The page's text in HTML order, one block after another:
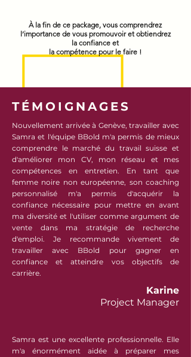
À la fin de ce package, vous comprendrez
l’importance de vous promouvoir et obtiendrez
la confiance et
la compétence pour le faire !
TÉMOIGNAGES
Nouvellement arrivée à Genève, travailler avec
Samra et l'équipe BBold m'a permis de mieux
comprendre le marché du travail suisse et
d'améliorer mon CV, mon réseau et mes
compétences en entretien. En tant que
femme noire non européenne, son coaching
personnalisé m'a permis d'acquérir la
confiance nécessaire pour mettre en avant
ma diversité et l'utiliser comme argument de
vente dans ma stratégie de recherche
d'emploi. Je recommande vivement de
travailler avec BBold pour gagner en
confiance et atteindre vos objectifs de
carrière.
Karine
Project Manager
Samra est une excellente professionnelle. Elle
m'a énormément aidée à préparer mes